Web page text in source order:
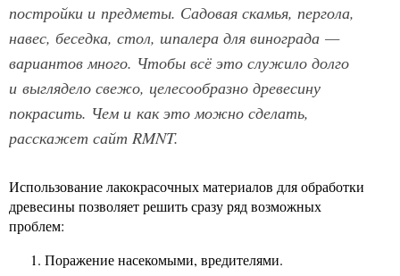
постройки и предметы. Садовая скамья, пергола,
навес, беседка, стол, шпалера для винограда —
вариантов много. Чтобы всё это служило долго
и выглядело свежо, целесообразно древесину
покрасить. Чем и как это можно сделать,
расскажет сайт RMNT.
Использование лакокрасочных материалов для обработки
древесины позволяет решить сразу ряд возможных
проблем:
Поражение насекомыми, вредителями.